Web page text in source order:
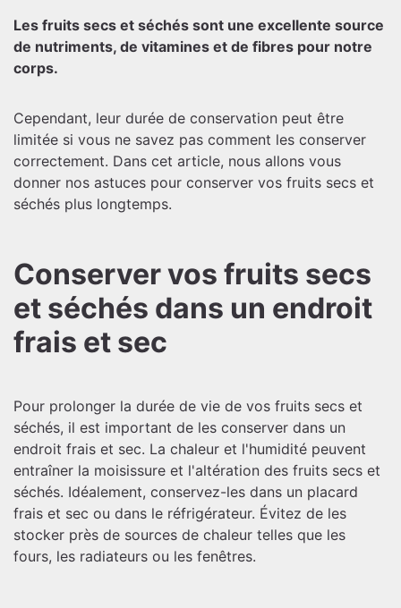
Les fruits secs et séchés sont une excellente source
de nutriments, de vitamines et de fibres pour notre
corps.
Cependant, leur durée de conservation peut être
limitée si vous ne savez pas comment les conserver
correctement. Dans cet article, nous allons vous
donner nos astuces pour conserver vos fruits secs et
séchés plus longtemps.
Conserver vos fruits secs
et séchés dans un endroit
frais et sec
Pour prolonger la durée de vie de vos fruits secs et
séchés, il est important de les conserver dans un
endroit frais et sec. La chaleur et l'humidité peuvent
entraîner la moisissure et l'altération des fruits secs et
séchés. Idéalement, conservez-les dans un placard
frais et sec ou dans le réfrigérateur. Évitez de les
stocker près de sources de chaleur telles que les
fours, les radiateurs ou les fenêtres.